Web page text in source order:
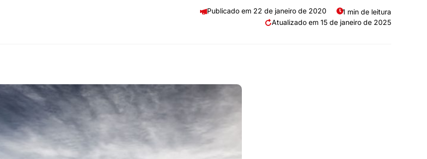
22 de janeiro de 2020
1 min de leitura
15 de janeiro de 2025